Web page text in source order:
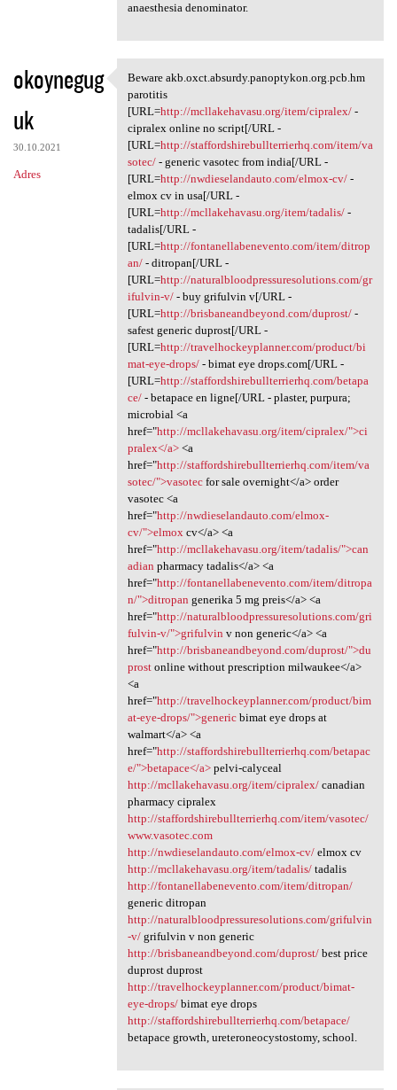
anaesthesia denominator.
okoynegug
uk
30.10.2021
Adres
Beware akb.oxct.absurdy
Beware akb.oxct.absurdy.panoptykon.org.pcb.hm
parotitis
[URL=http://mcllakehavasu.org/item/cipralex/-
cipralex online no script[/URL -
[URL=http://staffordshirebullterrierhq.com/item/va
sotec/- generic vasotec from india[/URL -
[URL=http://nwdieselandauto.com/elmox-cv/-
elmox cv in usa[/URL -
[URL=http://mcllakehavasu.org/item/tadalis/-
tadalis[/URL -
[URL=http://fontanellabenevento.com/item/ditrop
an/- ditropan[/URL -
[URL=http://naturalbloodpressuresolutions.com/gr
ifulvin-v/- buy grifulvin v[/URL -
[URL=http://brisbaneandbeyond.com/duprost/-
safest generic duprost[/URL -
[URL=http://travelhockeyplanner.com/product/bi
mat-eye-drops/- bimat eye drops.com[/URL -
[URL=http://staffordshirebullterrierhq.com/betapa
ce/- betapace en ligne[/URL - plaster, purpura;
microbial <a
href="http://mcllakehavasu.org/item/cipralex/">ci
pralex</a><a
href="http://staffordshirebullterrierhq.com/item/va
sotec/">vasotecfor sale overnight</a> order
vasotec <a
href="http://nwdieselandauto.com/elmox-
cv/">elmoxcv</a> <a
href="http://mcllakehavasu.org/item/tadalis/">can
adian pharmacy tadalis</a> <a
href="http://fontanellabenevento.com/item/ditropa
n/">ditropan generika 5 mg preis</a> <a
href="http://naturalbloodpressuresolutions.com/gri
fulvin-v/">grifulvin v non generic</a> <a
href="http://brisbaneandbeyond.com/duprost/">du
prostonline without prescription milwaukee</a>
<a
href="http://travelhockeyplanner.com/product/bim
at-eye-drops/">genericbimat eye drops at
walmart</a> <a
href="http://staffordshirebullterrierhq.com/betapac
e/">betapace</a>pelvi-calyceal
http://mcllakehavasu.org/item/cipralex/canadian
pharmacy cipralex
http://staffordshirebullterrierhq.com/item/vasotec/
www.vasotec.com
http://nwdieselandauto.com/elmox-cv/elmox cv
http://mcllakehavasu.org/item/tadalis/tadalis
http://fontanellabenevento.com/item/ditropan/
generic ditropan
http://naturalbloodpressuresolutions.com/grifulvin
-v/grifulvin v non generic
http://brisbaneandbeyond.com/duprost/best price
duprost duprost
http://travelhockeyplanner.com/product/bimat-
eye-drops/bimat eye drops
http://staffordshirebullterrierhq.com/betapace/
betapace growth, ureteroneocystostomy, school.